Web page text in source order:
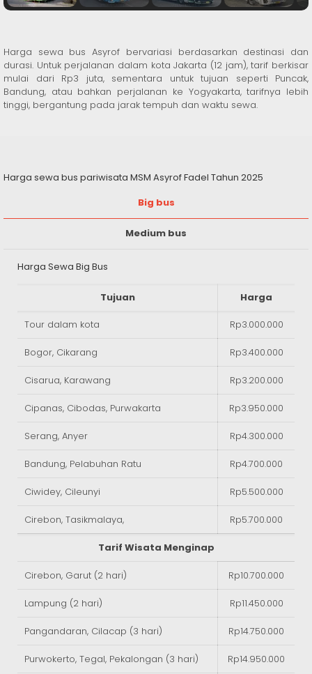
Harga sewa bus Asyrof bervariasi berdasarkan destinasi dan
durasi. Untuk perjalanan dalam kota Jakarta (12 jam), tarif berkisar
mulai dari Rp3 juta, sementara untuk tujuan seperti Puncak,
Bandung, atau bahkan perjalanan ke Yogyakarta, tarifnya lebih
tinggi, bergantung pada jarak tempuh dan waktu sewa.
Harga sewa bus pariwisata MSM Asyrof Fadel Tahun 2025
Big bus
Medium bus
Harga Sewa Big Bus
Tujuan Harga
Tour dalam kota Rp3.000.000
Bogor, Cikarang Rp3.400.000
Cisarua, Karawang Rp3.200.000
Cipanas, Cibodas, Purwakarta Rp3.950.000
Serang, Anyer Rp4.300.000
Bandung, Pelabuhan Ratu Rp4.700.000
Ciwidey, Cileunyi Rp5.500.000
Cirebon, Tasikmalaya, Rp5.700.000
Tarif Wisata Menginap
Cirebon, Garut (2 hari) Rp10.700.000
Lampung (2 hari) Rp11.450.000
Pangandaran, Cilacap (3 hari) Rp14.750.000
Purwokerto, Tegal, Pekalongan (3 hari) Rp14.950.000